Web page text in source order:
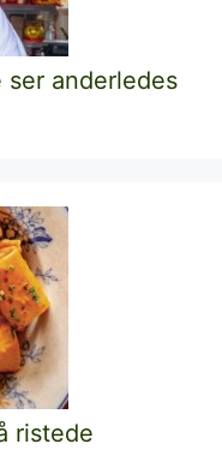
ser anderledes
ristede